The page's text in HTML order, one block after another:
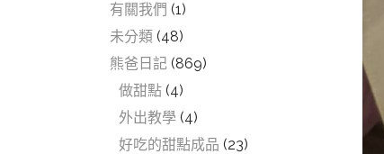
有關我們 (1)
未分類 (48)
熊爸日記 (869)
做甜點 (4)
外出教學 (4)
好吃的甜點成品 (23)